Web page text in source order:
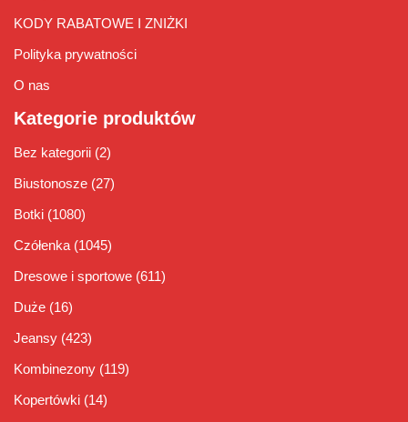
KODY RABATOWE I ZNIŻKI
Polityka prywatności
O nas
Kategorie produktów
Bez kategorii (2)
Biustonosze (27)
Botki (1080)
Czółenka (1045)
Dresowe i sportowe (611)
Duże (16)
Jeansy (423)
Kombinezony (119)
Kopertówki (14)